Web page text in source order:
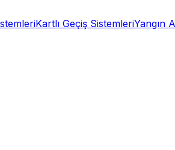
Kartlı Geçiş SistemleriYangın